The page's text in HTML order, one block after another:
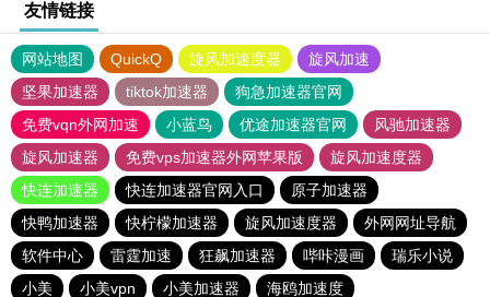
友情链接
网站地图 QuickQ 旋风加速度器
旋风加速
坚果加速器
tiktok加速器
狗急加速器官网
免费vqn外网加速
小蓝鸟 优途加速器官网
风驰加速器
旋风加速器
免费vps加速器外网苹果版
旋风加速度器
快连加速器
快连加速器官网入口
原子加速器
快鸭加速器
快柠檬加速器 旋风加速度器
外网网址导航
软件中心
雷霆加速 狂飙加速器 哔咔漫画
瑞乐小说
小美
小美vpn 小美加速器 海鸥加速度